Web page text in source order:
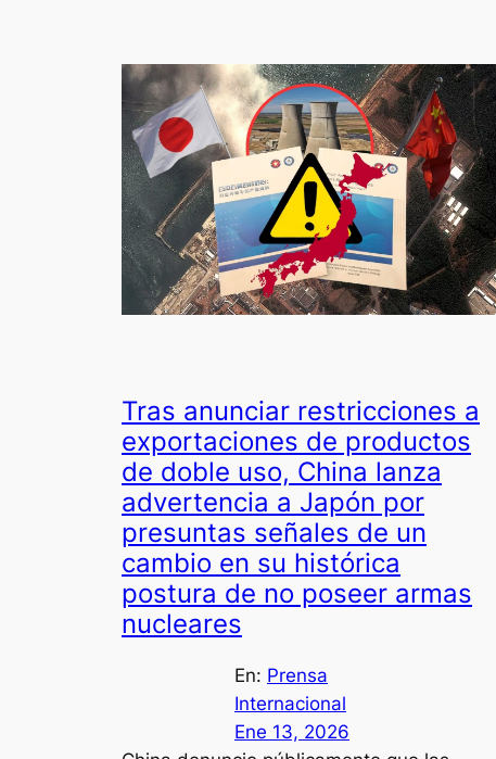
Tras anunciar restricciones a
exportaciones de productos
de doble uso, China lanza
advertencia a Japón por
presuntas señales de un
cambio en su histórica
postura de no poseer armas
nucleares
En: Prensa
Internacional
Ene 13, 2026